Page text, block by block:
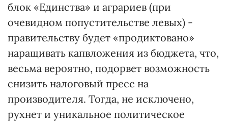
блок «Единства» и аграриев (при
очевидном попустительстве левых) -
правительству будет «продиктовано»
наращивать капвложения из бюджета, что,
весьма вероятно, подорвет возможность
снизить налоговый пресс на
производителя. Тогда, не исключено,
рухнет и уникальное политическое